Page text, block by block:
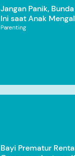
Jangan Panik,
Ini saat Anak
Parenting
Bayi Prematur